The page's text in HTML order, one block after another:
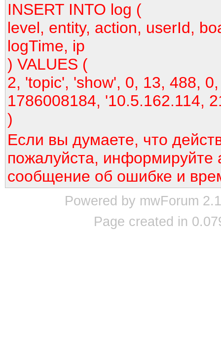
INSERT INTO log (
level, entity, action, userId,
logTime, ip
) VALUES (
2, 'topic', 'show', 0, 13, 488,
1786008184, '10.5.162.114,
)
Если вы думаете, что
пожалуйста, информируйте
сообщение об ошибке и
Powered by mwForum
Page created in